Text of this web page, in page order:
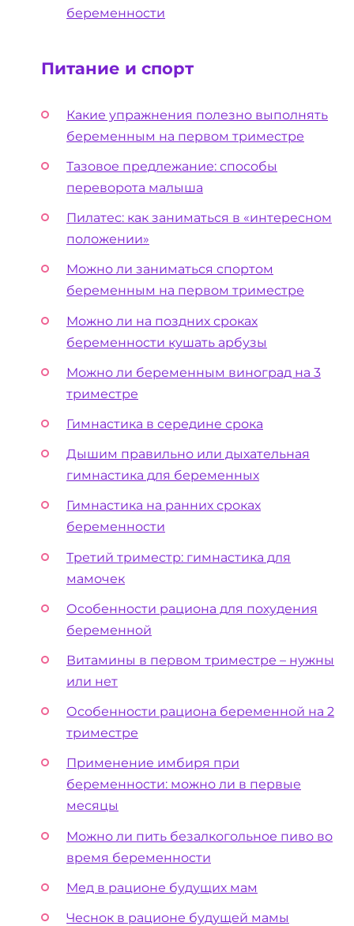
беременности
Питание и спорт
Какие упражнения полезно выполнять
беременным на первом триместре
Тазовое предлежание: способы
переворота малыша
Пилатес: как заниматься в «интересном
положении»
Можно ли заниматься спортом
беременным на первом триместре
Можно ли на поздних сроках
беременности кушать арбузы
Можно ли беременным виноград на 3
триместре
Гимнастика в середине срока
Дышим правильно или дыхательная
гимнастика для беременных
Гимнастика на ранних сроках
беременности
Третий триместр: гимнастика для
мамочек
Особенности рациона для похудения
беременной
Витамины в первом триместре – нужны
или нет
Особенности рациона беременной на 2
триместре
Применение имбиря при
беременности: можно ли в первые
месяцы
Можно ли пить безалкогольное пиво во
время беременности
Мед в рационе будущих мам
Чеснок в рационе будущей мамы